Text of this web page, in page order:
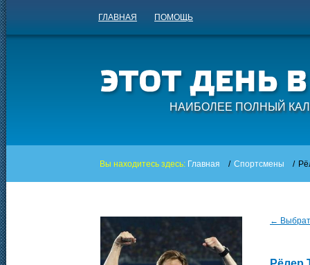
ГЛАВНАЯ ПОМОЩЬ
НАИБОЛЕЕ ПОЛНЫЙ
Вы находитесь здесь: Главная / Спортсмены /
←